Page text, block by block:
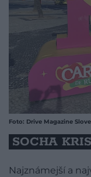
Foto: Drive Magazine
SOCHA
Najznámejší a